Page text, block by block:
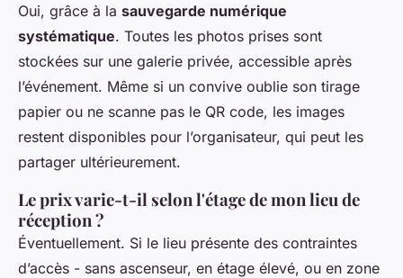
Oui, grâce à la sauvegarde numérique
systématique. Toutes les photos prises sont
stockées sur une galerie privée, accessible après
l’événement. Même si un convive oublie son tirage
papier ou ne scanne pas le QR code, les images
restent disponibles pour l’organisateur, qui peut les
partager ultérieurement.
Le prix varie-t-il selon l'étage de mon lieu de
réception ?
Éventuellement. Si le lieu présente des contraintes
d’accès - sans ascenseur, en étage élevé, ou en zone